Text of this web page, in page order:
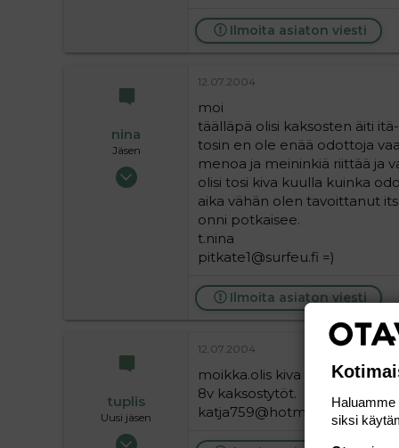
Ilmoita asiaton viesti
nina
Jäsen
30.05.2004
12.07.2004
moi
täälläpä olisi kaksosten äiti
tosin en ole enää odottoja
menoa ja meininkiä riittää ja
olisi tosi kiva kuulla kuinka
aika vähän olen tavoittanut
onni potkaisee.
t.nina
pitkate1@surfeu.fi =)
Ilmoita asiaton viesti
tuplis
Uusi jäsen
12.07.2004
12.07.2004
moikka.olis kiva vaihtaa
8v kaksostytöt.
katja759@hotmail.com
Haluamme
siksi